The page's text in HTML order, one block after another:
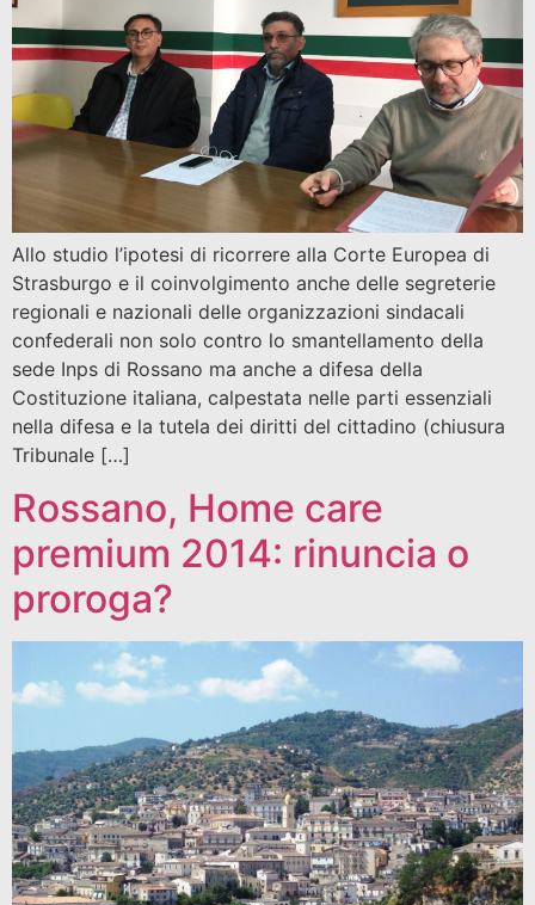
Allo studio l’ipotesi di ricorrere alla Corte Europea di
Strasburgo e il coinvolgimento anche delle segreterie
regionali e nazionali delle organizzazioni sindacali
confederali non solo contro lo smantellamento della
sede Inps di Rossano ma anche a difesa della
Costituzione italiana, calpestata nelle parti essenziali
nella difesa e la tutela dei diritti del cittadino (chiusura
Tribunale […]
Rossano, Home care
premium 2014: rinuncia o
proroga?